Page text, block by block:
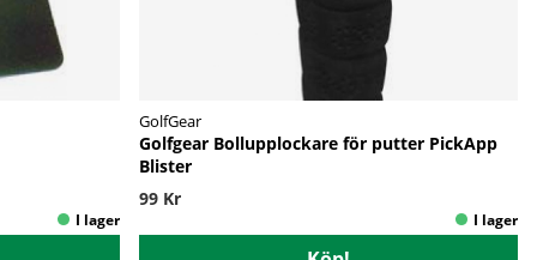
GolfGear
Golfgear Bollupplockare för putter PickApp
Blister
99 Kr